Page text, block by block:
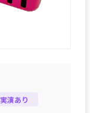
実演あり